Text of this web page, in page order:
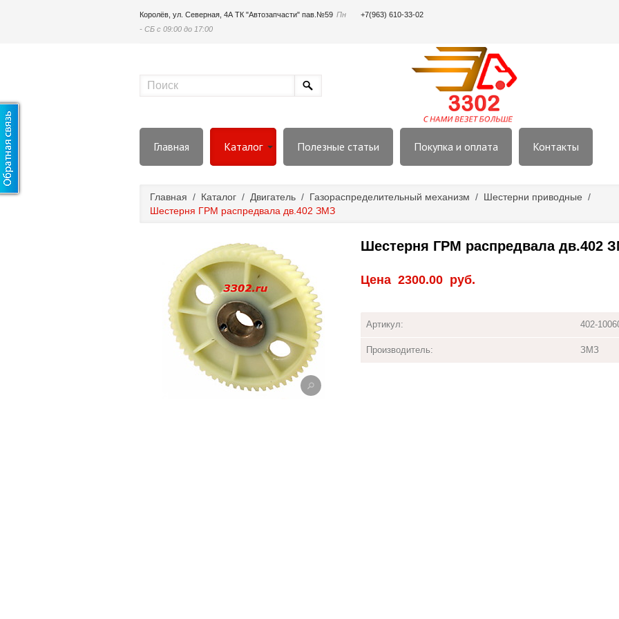
Королёв, ул. Северная, 4А ТК "Автозапчасти" пав.№59 Пн
- СБ с 09:00 до 17:00
+7(963) 610-33-02
Главная Каталог Полезные статьи Покупка и оплата Контакты
Главная / Каталог / Двигатель / Газораспределительный механизм / Шестерни приводные /
Шестерня ГРМ распредвала дв.402 ЗМЗ
Шестерня ГРМ распредвала дв.402
Цена 2300.00 руб.
Артикул: 402-
Производитель: ЗМЗ